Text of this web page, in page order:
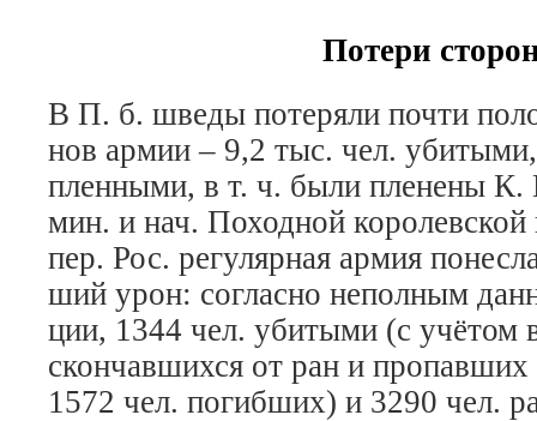
Потери
В П. б. шве­ды по­те­ря­ли поч­ти
нов ар­мии – 9,2 тыс. чел.
плен­ны­ми, в т. ч. бы­ли пле­не­ны К.
мин. и нач. По­ход­ной
пер. Рос. ре­гу­ляр­ная ар­мия
ший урон: со­глас­но не­пол­ным
ции, 1344 чел. уби­ты­ми (с учё­том
скон­чав­ших­ся от ран и про­пав­ших
1572 чел. по­гиб­ших) и 3290 чел.